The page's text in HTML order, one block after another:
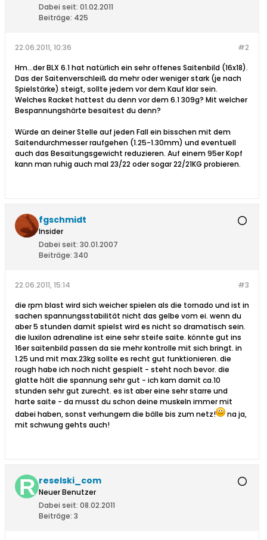
Dabei seit: 01.02.2011
Beiträge: 425
#2
22.06.2011, 10:36
Hm...der BLX 6.1 hat natürlich ein sehr offenes Saitenbild (16x18).
Das der Saitenverschleiß da mehr oder weniger stark (je nach
Spielstärke) steigt, sollte jedem vor dem Kauf klar sein.
Welches Racket hattest du denn vor dem 6.1 309g? Mit welcher
Bespannungshärte besaitest du denn?
Würde an deiner Stelle auf jeden Fall ein bisschen mit dem
Saitendurchmesser raufgehen (1.25-1.30mm) und eventuell
auch das Besaitungsgewicht reduzieren. Auf einem 95er Kopf
kann man ruhig auch mal 23/22 oder sogar 22/21KG probieren.
fgschmidt
Insider
Dabei seit: 30.01.2007
Beiträge: 340
#3
22.06.2011, 15:14
die rpm blast wird sich weicher spielen als die tornado und ist in
sachen spannungsstabilität nicht das gelbe vom ei. wenn du
aber 5 stunden damit spielst wird es nicht so dramatisch sein.
die luxilon adrenaline ist eine sehr steife saite. könnte gut ins
16er saitenbild passen da sie mehr kontrolle mit sich bringt. in
1.25 und mit max.23kg sollte es recht gut funktionieren. die
rough habe ich noch nicht gespielt - steht noch bevor. die
glatte hält die spannung sehr gut - ich kam damit ca.10
stunden sehr gut zurecht. es ist aber eine sehr starre und
harte saite - da musst du schon deine muskeln immer mit
dabei haben, sonst verhungern die bälle bis zum netz!
na ja,
mit schwung gehts auch!
reselski_com
Neuer Benutzer
Dabei seit: 08.02.2011
Beiträge: 3